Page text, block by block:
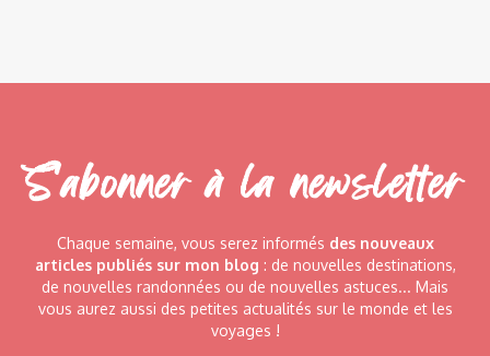
S'abonner à la newsletter
Chaque semaine, vous serez informés des nouveaux
articles publiés sur mon blog : de nouvelles destinations,
de nouvelles randonnées ou de nouvelles astuces... Mais
vous aurez aussi des petites actualités sur le monde et les
voyages !